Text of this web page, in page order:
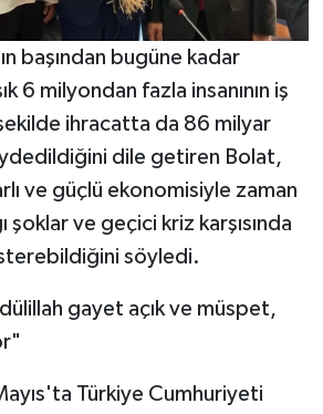
başından bugüne kadar
6 milyondan fazla insanının iş
ihracatta da 86 milyar
dile getiren Bolat,
ve güçlü ekonomisiyle zaman
şoklar ve geçici kriz karşısında
söyledi.
gayet açık ve müspet,
Türkiye Cumhuriyeti